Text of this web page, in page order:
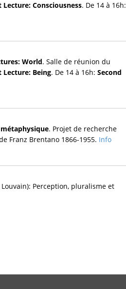
Lecture: Consciousness. De 14 à 16h:
World. Salle de réunion du
Lecture: Being. De 14 à 16h: Second
. Projet de recherche
Franz Brentano 1866-1955. Info
Perception, pluralisme et